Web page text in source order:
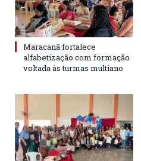
Maracanã fortalece
alfabetização com formação
voltada às turmas multiano